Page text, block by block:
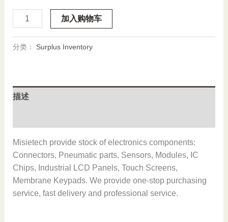
FESTO
DRD-
F14
original,In
量
加入购物车
分类： Surplus Inventory
描述
Misietech provide stock of electronics components:
Connectors, Pneumatic parts, Sensors, Modules, IC
Chips, Industrial LCD Panels, Touch Screens,
Membrane Keypads. We provide one-stop purchasing
service, fast delivery and professional service.